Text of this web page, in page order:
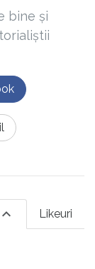
bine și
Likeuri